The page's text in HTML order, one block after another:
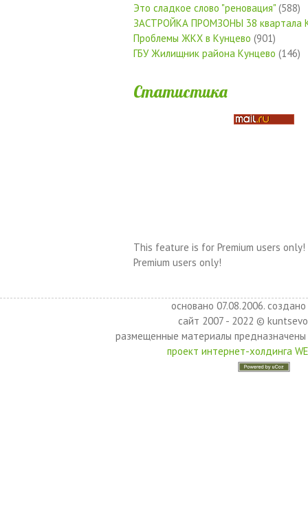
Это сладкое слово "реновация" (588)
ЗАСТРОЙКА ПРОМЗОНЫ 38 квартала
Проблемы ЖКХ в Кунцево (901)
ГБУ Жилищник района Кунцево (146)
Статистика
This feature is for Premium users only!
Premium users only!
основано 07.08.2006.
сайт 2007 - 2022 ©
размещенные материалы
проект интернет-холдинга